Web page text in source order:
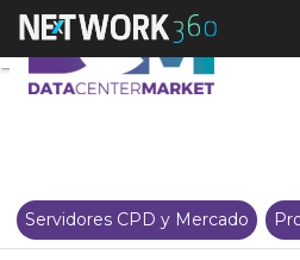
Uber
Servidores CPD y Mercado